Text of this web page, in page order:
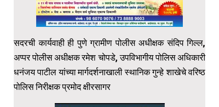
सदरची कार्यवाही ही पुणे ग्रामीण पोलीस अधीक्षक संदिप गिल्ल,
अप्पर पोलीस अधीक्षक रमेश चोपडे, उपविभागीय पोलिस अधिकारी
धनंजय पाटील यांच्या मार्गदर्शनाखाली स्थानिक गुन्हे शाखेचे वरिष्ठ
पोलिस निरीक्षक प्रमोद क्षीरसागर